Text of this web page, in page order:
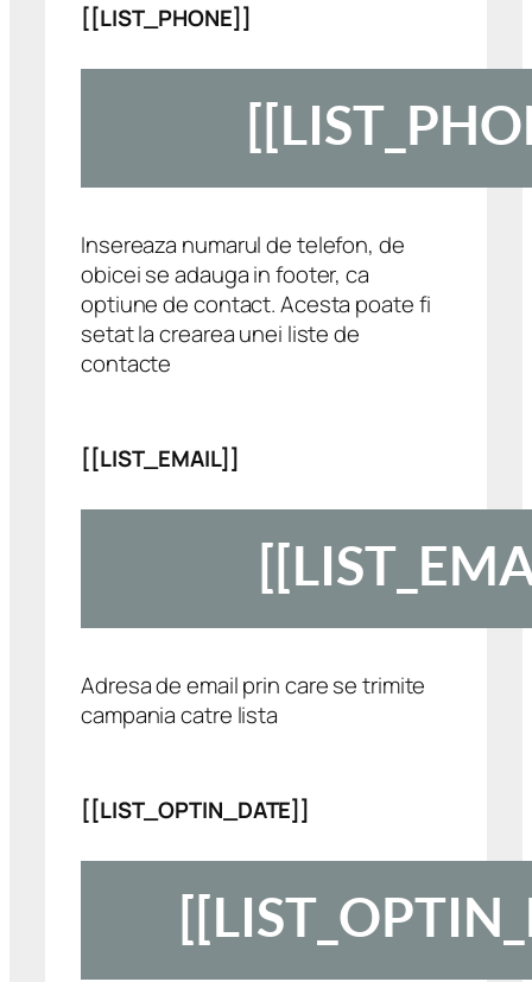
[[LIST_PHONE]]
Insereaza numarul de telefon, de
obicei se adauga in footer, ca
optiune de contact. Acesta poate fi
setat la crearea unei liste de
contacte
[[LIST_EMAIL]]
Adresa de email prin care se trimite
campania catre lista
[[LIST_OPTIN_DATE]]